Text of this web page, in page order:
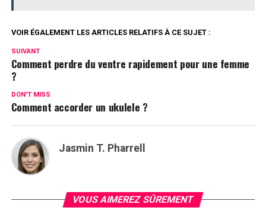
VOIR ÉGALEMENT LES ARTICLES RELATIFS À CE SUJET :
SUIVANT
Comment perdre du ventre rapidement pour une femme
?
DON'T MISS
Comment accorder un ukulele ?
Jasmin T. Pharrell
VOUS AIMEREZ SÛREMENT